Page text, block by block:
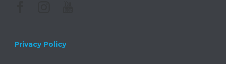
Privacy Policy